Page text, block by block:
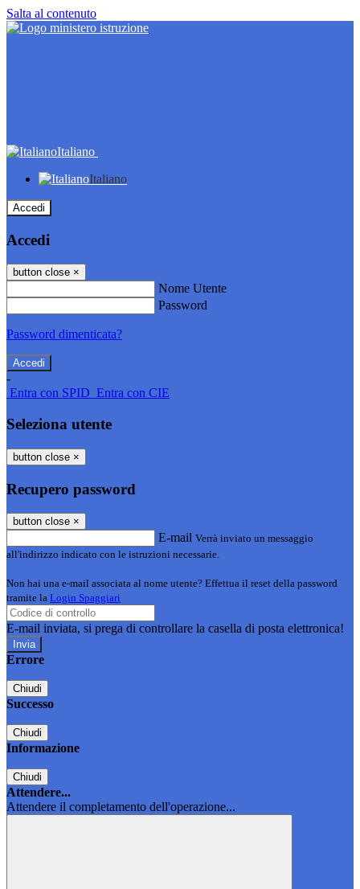
Salta al contenuto
Italiano
Italiano
Accedi
Accedi
button close ×
Nome Utente
Password
Password dimenticata?
-
Entra con SPID Entra con CIE
Seleziona utente
button close ×
Recupero password
button close ×
E-mail Verrà inviato un messaggio
all'indirizzo indicato con le istruzioni necessarie.
Non hai una e-mail associata al nome utente? Effettua il reset della password
tramite la Login Spaggiari
E-mail inviata, si prega di controllare la casella di posta elettronica!
Errore
Chiudi
Successo
Chiudi
Informazione
Chiudi
Attendere...
Attendere il completamento dell'operazione...